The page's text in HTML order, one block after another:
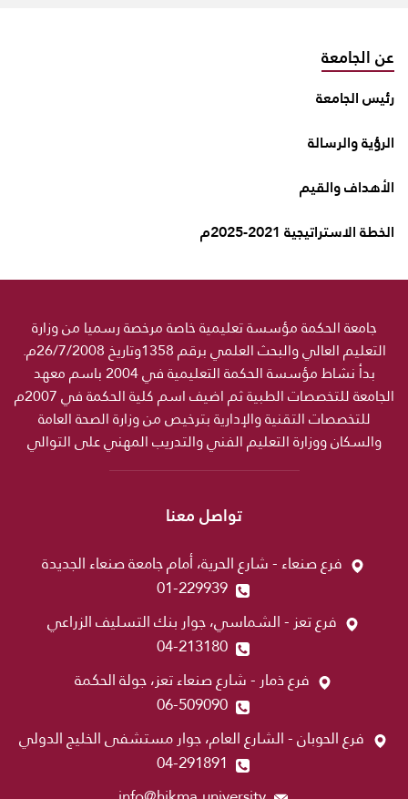
عن الجامعة
رئيس الجامعة
الرؤية والرسالة
الأهداف والقيم
الخطة الاستراتيجية 2021-2025م
جامعة الحكمة مؤسسة تعليمية خاصة مرخصة رسميا من وزارة
التعليم العالي والبحث العلمي برقم 1358وتاريخ 26/7/2008م.
بدأ نشاط مؤسسة الحكمة التعليمية في 2004 باسم معهد
الجامعة للتخصصات الطبية ثم اضيف اسم كلية الحكمة في 2007م
للتخصصات التقنية والإدارية بترخيص من وزارة الصحة العامة
والسكان ووزارة التعليم الفني والتدريب المهني على التوالي
تواصل معنا
فرع صنعاء - شارع الحرية، أمام جامعة صنعاء الجديدة
01-229939
فرع تعز - الشماسي، جوار بنك التسليف الزراعي
04-213180
فرع ذمار - شارع صنعاء تعز، جولة الحكمة
06-509090
فرع الحوبان - الشارع العام، جوار مستشفى الخليج الدولي
04-291891